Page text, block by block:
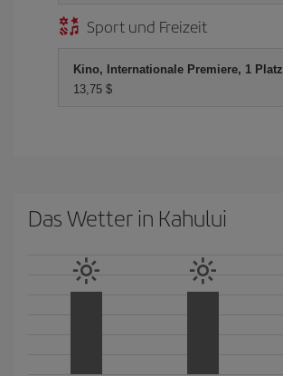
Sport und Freizeit
Kino, Internationale Premiere, 1 Platz
13,75 $
Das Wetter in Kahului